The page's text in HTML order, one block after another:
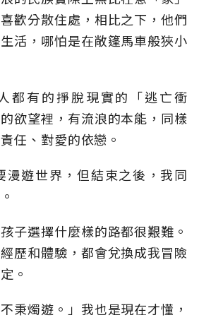
歡分散住處，相比之下，他們
活，哪怕是在敞篷馬車般狹小
都有的掙脫現實的「逃亡衝
欲望裡，有流浪的本能，同樣
任、對愛的依戀。
漫遊世界，但結束之後，我同
子選擇什麼樣的路都很艱難。
歷和體驗，都會兌換成我冒險
。
秉燭遊。」我也是現在才懂，